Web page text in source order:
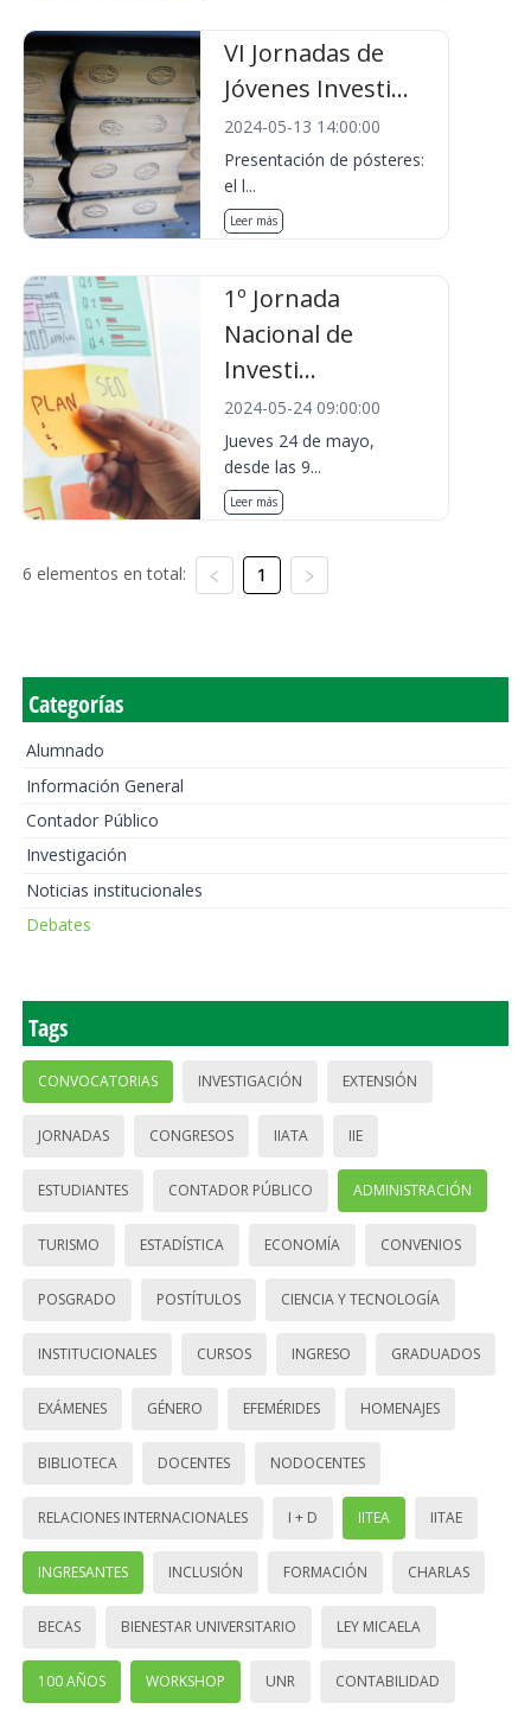
VI Jornadas de
Jóvenes Investi...
2024-05-13 14:00:00
Presentación de pósteres:
el l...
Leer más
1º Jornada
Nacional de
Investi...
2024-05-24 09:00:00
Jueves 24 de mayo,
desde las 9...
Leer más
6 elementos en total: 1
Categorías
Alumnado
Información General
Contador Público
Investigación
Noticias institucionales
Debates
Tags
CONVOCATORIAS INVESTIGACIÓN EXTENSIÓN
JORNADAS CONGRESOS IIATA IIE
ESTUDIANTES CONTADOR PÚBLICO ADMINISTRACIÓN
TURISMO ESTADÍSTICA ECONOMÍA CONVENIOS
POSGRADO POSTÍTULOS CIENCIA Y TECNOLOGÍA
INSTITUCIONALES CURSOS INGRESO GRADUADOS
EXÁMENES GÉNERO EFEMÉRIDES HOMENAJES
BIBLIOTECA DOCENTES NODOCENTES
RELACIONES INTERNACIONALES I + D IITEA IITAE
INGRESANTES INCLUSIÓN FORMACIÓN CHARLAS
BECAS BIENESTAR UNIVERSITARIO LEY MICAELA
100 AÑOS WORKSHOP UNR CONTABILIDAD